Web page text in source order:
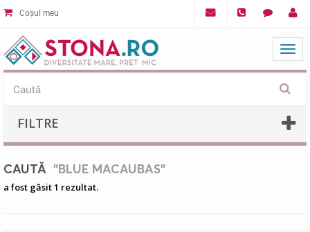
Coșul meu
FILTRE
CAUTĂ "BLUE MACAUBAS"
a fost găsit 1 rezultat.